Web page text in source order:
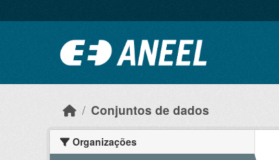
Conjuntos de dados
Organizações